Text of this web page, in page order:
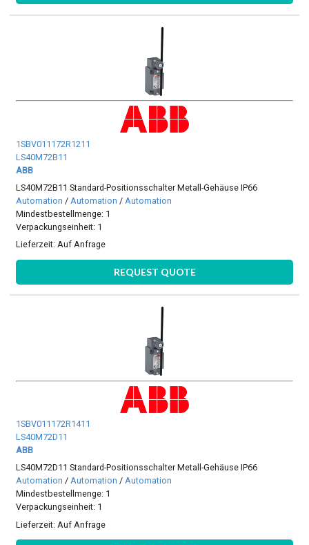
1SBV011172R1211
LS40M72B11
ABB
LS40M72B11 Standard-Positionsschalter Metall-Gehäuse IP66
Automation / Automation / Automation
Mindestbestellmenge: 1
Verpackungseinheit: 1
Lieferzeit:Auf Anfrage
REQUEST QUOTE
1SBV011172R1411
LS40M72D11
ABB
LS40M72D11 Standard-Positionsschalter Metall-Gehäuse IP66
Automation /Automation /Automation
Mindestbestellmenge: 1
Verpackungseinheit: 1
Lieferzeit: Auf Anfrage